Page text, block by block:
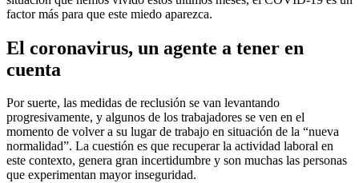
factor más para que este miedo aparezca.
El coronavirus, un agente a tener en
cuenta
Por suerte, las medidas de reclusión se van levantando
progresivamente, y algunos de los trabajadores se ven en el
momento de volver a su lugar de trabajo en situación de la “nueva
normalidad”. La cuestión es que recuperar la actividad laboral en
este contexto, genera gran incertidumbre y son muchas las personas
que experimentan mayor inseguridad.